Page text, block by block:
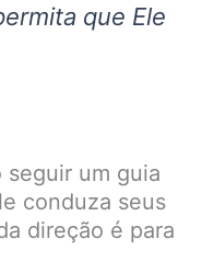
que Ele
seguir um guia
conduza seus
direção é para